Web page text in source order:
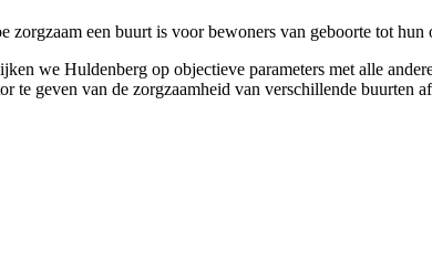
een buurt is voor bewoners van geboorte tot
we Huldenberg op objectieve parameters met alle
te geven van de zorgzaamheid van verschillende buurten